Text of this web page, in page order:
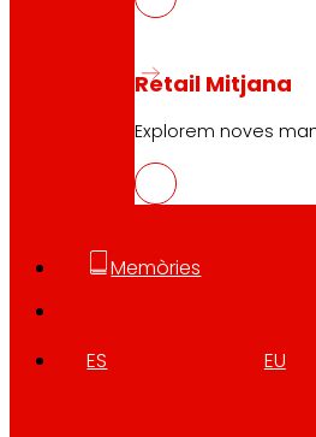
Retail Mitjana
Explorem noves
Memòries
ES EU